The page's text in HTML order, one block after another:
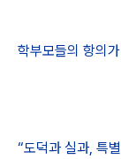
학부모들의 항의
“도덕과 실과, 특